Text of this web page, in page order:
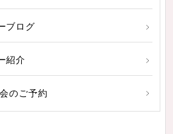
ブログ
紹介
のご予約